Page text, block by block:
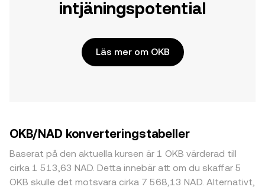
intjäningspotential
Läs mer om OKB
OKB/NAD konverteringstabeller
Baserat på den aktuella kursen är 1 OKB värderad till
cirka 1 513,63 NAD. Detta innebär att om du skaffar 5
OKB skulle det motsvara cirka 7 568,13 NAD. Alternativt,